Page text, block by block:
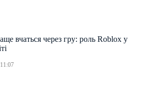
вчаться через гру: роль Roblox у